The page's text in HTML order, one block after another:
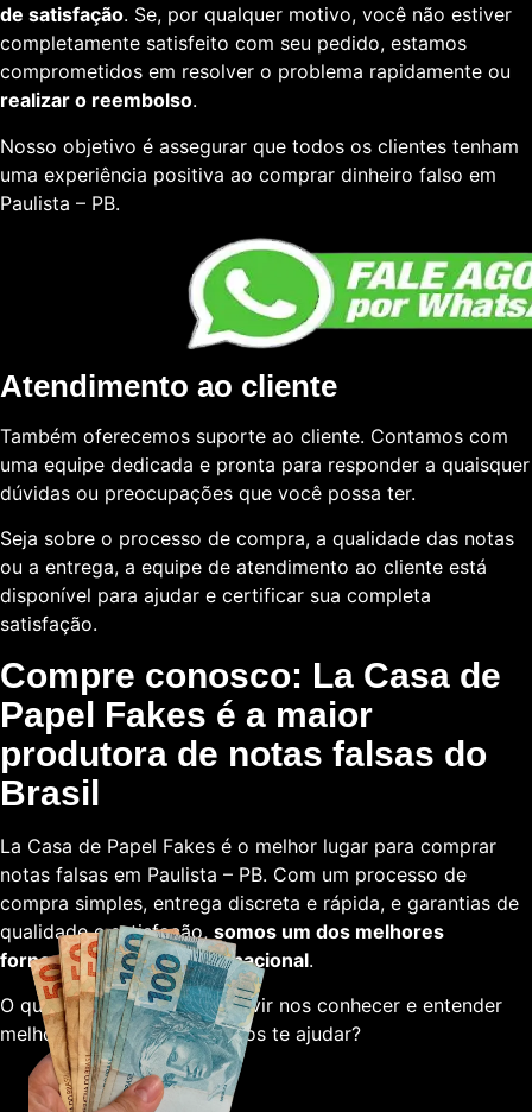
de satisfação. Se, por qualquer motivo, você não estiver
completamente satisfeito com seu pedido, estamos
comprometidos em resolver o problema rapidamente ou
realizar o reembolso.
Nosso objetivo é assegurar que todos os clientes tenham
uma experiência positiva ao comprar dinheiro falso em
Paulista – PB.
Atendimento ao cliente
Também oferecemos suporte ao cliente. Contamos com
uma equipe dedicada e pronta para responder a quaisquer
dúvidas ou preocupações que você possa ter.
Seja sobre o processo de compra, a qualidade das notas
ou a entrega, a equipe de atendimento ao cliente está
disponível para ajudar e certificar sua completa
satisfação.
Compre conosco: La Casa de
Papel Fakes é a maior
produtora de notas falsas do
Brasil
La Casa de Papel Fakes é o melhor lugar para comprar
notas falsas em Paulista – PB. Com um processo de
compra simples, entrega discreta e rápida, e garantias de
qualidade e satisfação, somos um dos melhores
fornecedores em escala nacional.
O que está esperando para vir nos conhecer e entender
melhor sobre como podemos te ajudar?